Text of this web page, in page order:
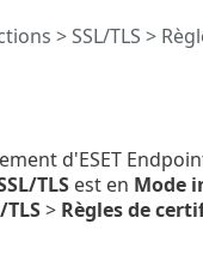
>SSL/TLS >
d'ESET
TLSest en Mode
TLS> Règles de